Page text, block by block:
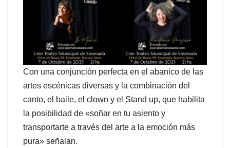
Con una conjunción perfecta en el abanico de las
artes escénicas diversas y la combinación del
canto, el baile, el clown y el Stand up, que habilita
la posibilidad de «soñar en tu asiento y
transportarte a través del arte a la emoción más
pura» señalan.